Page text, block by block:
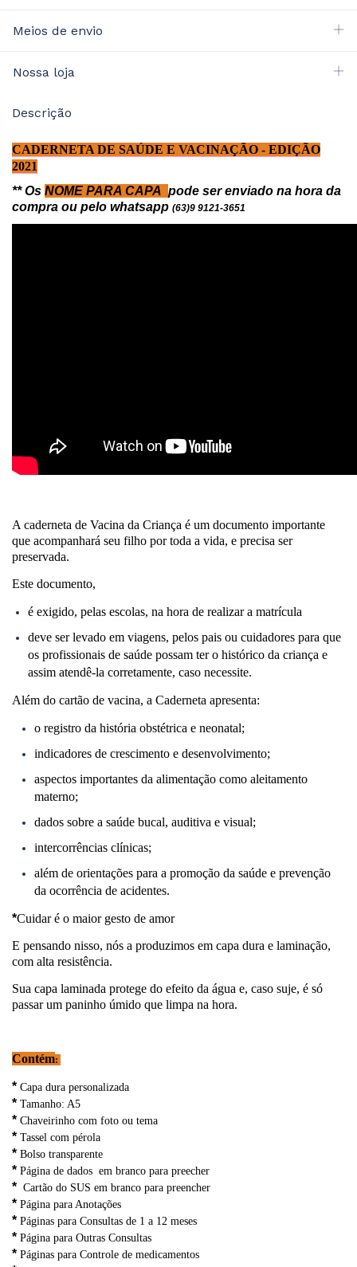
Meios de envio
Nossa loja
Descrição
CADERNETA DE SAÚDE E VACINAÇÃO - EDIÇÃO
2021
** Os NOME PARA CAPA pode ser enviado na hora da
compra ou pelo whatsapp (63)9 9121-3651
A caderneta de Vacina da Criança é um documento importante
que acompanhará seu filho por toda a vida, e precisa ser
preservada.
Este documento,
é exigido, pelas escolas, na hora de realizar a matrícula
deve ser levado em viagens, pelos pais ou cuidadores para que
os profissionais de saúde possam ter o histórico da criança e
assim atendê-la corretamente, caso necessite.
Além do cartão de vacina, a Caderneta apresenta:
o registro da história obstétrica e neonatal;
indicadores de crescimento e desenvolvimento;
aspectos importantes da alimentação como aleitamento
materno;
dados sobre a saúde bucal, auditiva e visual;
intercorrências clínicas;
além de orientações para a promoção da saúde e prevenção
da ocorrência de acidentes.
*Cuidar é o maior gesto de amor
E pensando nisso, nós a produzimos em capa dura e laminação,
com alta resistência.
Sua capa laminada protege do efeito da água e, caso suje, é só
passar um paninho úmido que limpa na hora.
Contém:
* Capa dura personalizada
* Tamanho: A5
* Chaveirinho com foto ou tema
* Tassel com pérola
* Bolso transparente
* Página de dados em branco para preecher
* Cartão do SUS em branco para preencher
* Página para Anotações
* Páginas para Consultas de 1 a 12 meses
* Página para Outras Consultas
* Páginas para Controle de medicamentos